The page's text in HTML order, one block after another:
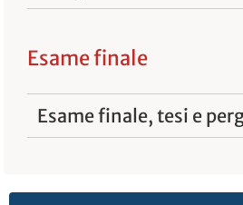
Esame finale
Esame finale,